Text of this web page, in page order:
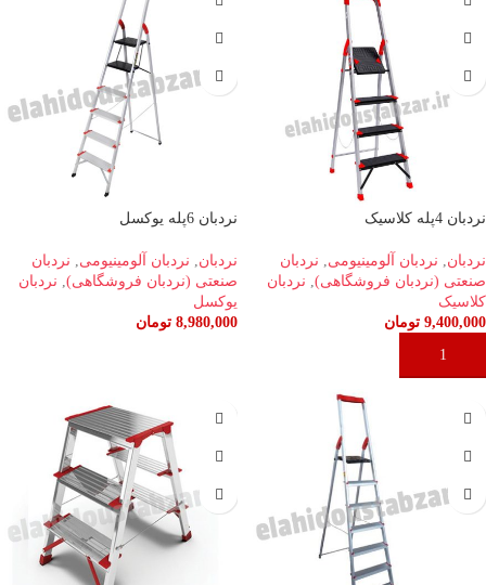
نردبان 4پله کلاسیک
نردبان, نردبان آلومینیومی, نردبان
صنعتی (نردبان فروشگاهی), نردبان
کلاسیک
9,400,000 تومان
افزودن به سبد خرید
نردبان 6پله یوکسل
نردبان, نردبان آلومینیومی, نردبان
صنعتی (نردبان فروشگاهی), نردبان
یوکسل
8,980,000 تومان